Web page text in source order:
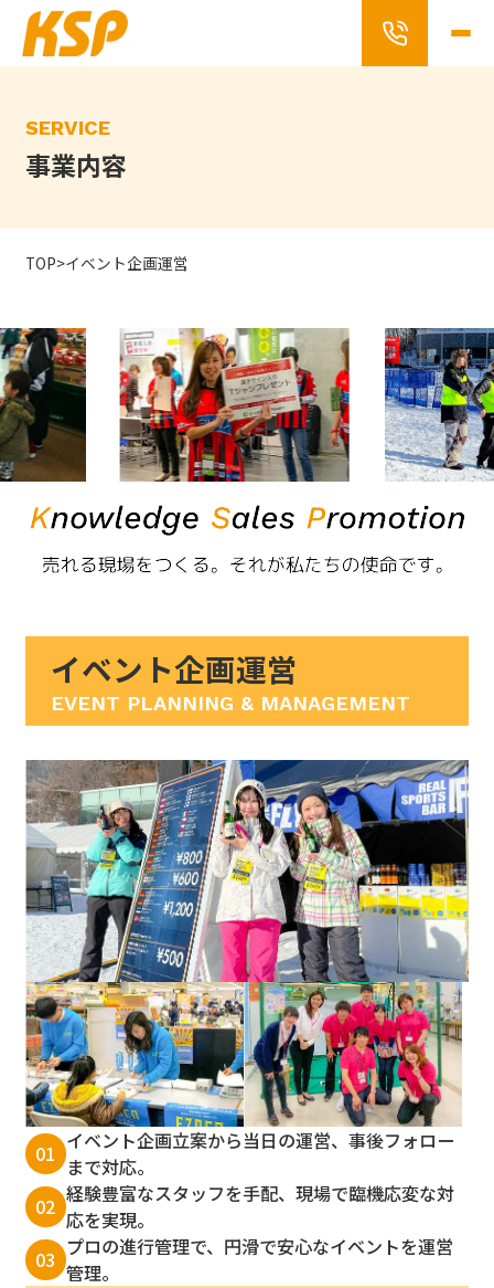
Skip
the
content
SERVICE
事業内容
TOP>イベント企画運営
イベント企画運営
EVENT PLANNING & MANAGEMENT
01 イベント企画立案から当日の運営、事後フォロー
まで対応。
02 経験豊富なスタッフを手配、現場で臨機応変な対
応を実現。
03 プロの進行管理で、円滑で安心なイベントを運営
管理。